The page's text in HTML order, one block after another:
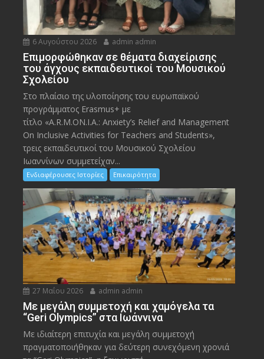
6 Αυγούστου 2026 admin admin
Eπιμορφώθηκαν σε θέματα διαχείρισης
του άγχους εκπαιδευτικοί του Μουσικού
Σχολείου
Στο πλαίσιο της υλοποίησης του ευρωπαϊκού
προγράμματος Erasmus+ με
τίτλο «A.R.M.ON.I.A.: Anxiety’s Relief and Management
On Inclusive Activities for Teachers and Students»,
τρεις εκπαιδευτικοί του Μουσικού Σχολείου
Ιωαννίνων συμμετείχαν...
Ενδιαφέρουσες Ιστορίες Επικαιρότητα
27 Μαΐου 2026 admin admin
Με μεγάλη συμμετοχή και χαμόγελα τα
“Geri Olympics” στα Ιωάννινα
Με ιδιαίτερη επιτυχία και μεγάλη συμμετοχή
πραγματοποιήθηκαν για δεύτερη συνεχόμενη χρονιά